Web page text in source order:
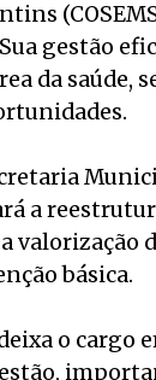
gestão
da saúde,
a
valorização
básica.
o cargo